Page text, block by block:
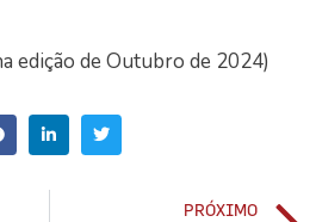
edição de Outubro de 2024)
PRÓXIMO